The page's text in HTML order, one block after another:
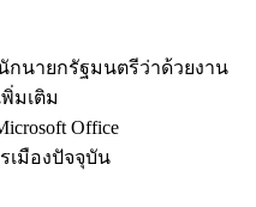
กนายกรัฐมนตรีว่าด้วยงาน
มเติม
Office
เมืองปัจจุบัน